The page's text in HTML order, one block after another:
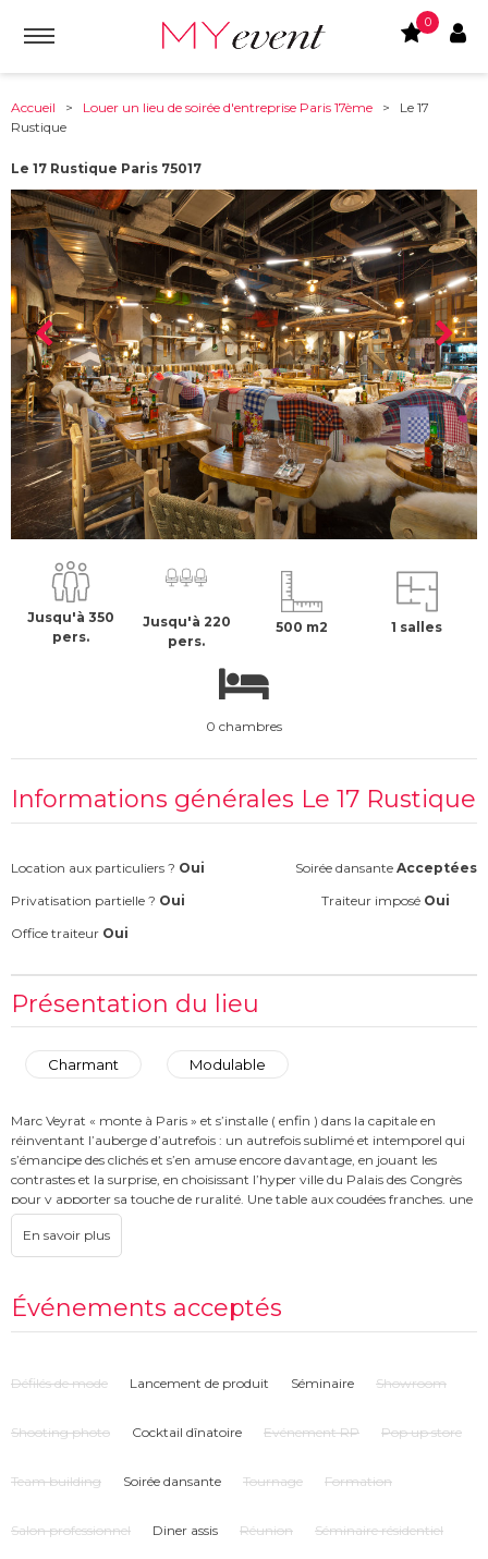
0
Accueil > Louer un lieu de soirée d'entreprise Paris 17ème > Le 17
Rustique
Le 17 Rustique Paris 75017
75017-Paris À partir de :
À la demande €H.T
Jusqu'à 350
pers.
Jusqu'à 220
pers.
500 m2 1 salles
0 chambres
Informations générales Le 17 Rustique
Location aux particuliers ? Oui Soirée dansante Acceptées
Privatisation partielle ? Oui Traiteur imposé Oui
Office traiteur Oui
Présentation du lieu
Charmant Modulable
Marc Veyrat « monte à Paris » et s’installe ( enfin ) dans la capitale en
réinventant l’auberge d’autrefois : un autrefois sublimé et intemporel qui
s’émancipe des clichés et s’en amuse encore davantage, en jouant les
contrastes et la surprise, en choisissant l’hyper ville du Palais des Congrès
pour y apporter sa touche de ruralité. Une table aux coudées franches, une
table roborative et sincère revisitant certains classiques du chef Veyrat, en
créant d’autres … Idéal pour vos événements!
Événements acceptés
Défilés de mode Lancement de produit Séminaire Showroom
Shooting photo Cocktail dînatoire Evénement RP Pop up store
Team building Soirée dansante Tournage Formation
Salon professionnel Diner assis Réunion Séminaire résidentiel